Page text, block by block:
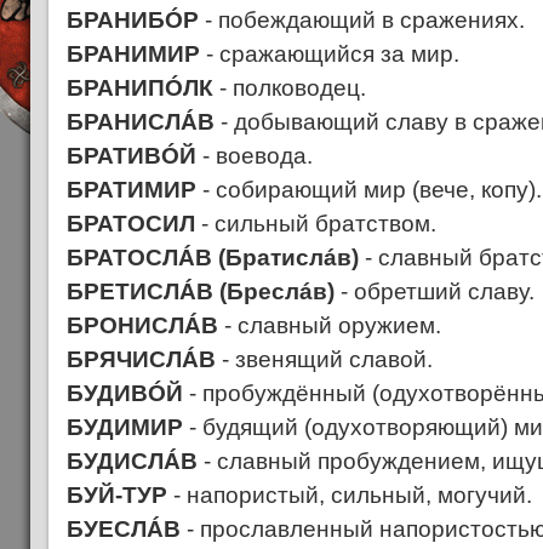
БРАНИБÓР - побеждающий в сражениях.
БРАНИМИР - сражающийся за мир.
БРАНИПÓЛК - полководец.
БРАНИСЛÁВ - добывающий славу в
БРАТИВÓЙ - воевода.
БРАТИМИР - собирающий мир (вече, копу).
БРАТОСИЛ - сильный братством.
БРАТОСЛÁВ (Братислáв) - славный
БРЕТИСЛÁВ (Бреслáв) - обретший славу.
БРОНИСЛÁВ - славный оружием.
БРЯЧИСЛÁВ - звенящий славой.
БУДИВÓЙ - пробуждённый
БУДИМИР - будящий (одухотворяющий)
БУДИСЛÁВ - славный пробуждением,
БУЙ-ТУР - напористый, сильный, могучий.
БУЕСЛÁВ - прославленный